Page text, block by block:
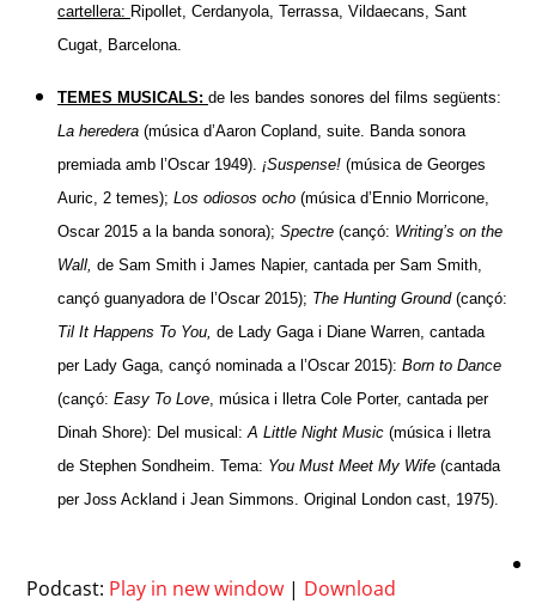
cartellera: Ripollet, Cerdanyola, Terrassa, Vildaecans, Sant
Cugat, Barcelona.
TEMES MUSICALS: de les bandes sonores del films següents:
La heredera (música d’Aaron Copland, suite. Banda sonora
premiada amb l’Oscar 1949). ¡Suspense! (música de Georges
Auric, 2 temes); Los odiosos ocho (música d’Ennio Morricone,
Oscar 2015 a la banda sonora); Spectre (cançó: Writing’s on the
Wall, de Sam Smith i James Napier, cantada per Sam Smith,
cançó guanyadora de l’Oscar 2015); The Hunting Ground (cançó:
Til It Happens To You, de Lady Gaga i Diane Warren, cantada
per Lady Gaga, cançó nominada a l’Oscar 2015): Born to Dance
(cançó: Easy To Love , música i lletra Cole Porter, cantada per
Dinah Shore): Del musical: A Little Night Music (música i lletra
de Stephen Sondheim. Tema: You Must Meet My Wife (cantada
per Joss Ackland i Jean Simmons. Original London cast, 1975).
Podcast: Play in new window | Download